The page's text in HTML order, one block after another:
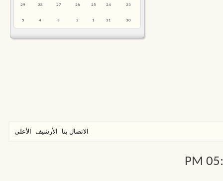
23
24
25
26
27
28
29
30
31
1
2
3
4
5
الاتصال بنا الأرشيف الأعلى